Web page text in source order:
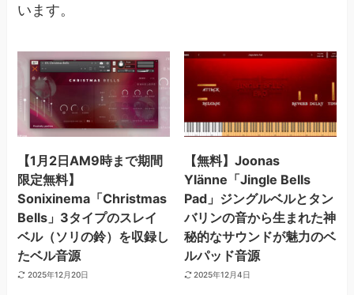
います。
【1月2日AM9時まで期間
限定無料】
Sonixinema「Christmas
Bells」3タイプのスレイ
ベル（ソリの鈴）を収録し
たベル音源
2025年12月20日
【無料】Joonas
Ylänne「Jingle Bells
Pad」ジングルベルとタン
バリンの音から生まれた神
秘的なサウンドが魅力のベ
ルパッド音源
2025年12月4日